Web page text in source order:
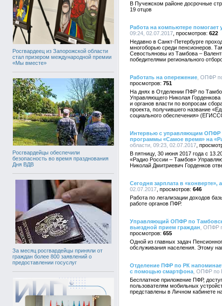
Росгвардеец из Запорожской области
стал призером международной премии
«Мы вместе»
Росгвардейцы обеспечили
безопасность во время празднования
Дня ВДВ
За месяц росгвардейцы приняли от
граждан более 800 заявлений о
предоставлении госуслуг
В Пучежском районе досрочные
19 отцов
Работа на компьютере помогает
09:24, 02.07.2017
622
Недавно в Санкт-Петербурге
многоборью среди пенсионеров.
Севостьяновы из Тамбова –
победителями регионального
Работать на опережение , ОПФР
751
На днях в Отделении ПФР по
Управляющего Николая
и органов власти по вопросам
проекта, получившего название
социального обеспечения»
Интервью с управляющим ОПФР
программы «Самое время» на
области, 09:23, 02.07.2017
В пятницу, 30 июня 2017 года с
«Радио России – Тамбов»
Николай Дмитриевич Горденков
Сегодня зарплата в «конверте»,
02.07.2017
646
Работа по легализации доходов
работе органов ПФР.
Управляющий ОПФР по
выездной прием граждан , ОПФР
655
Одной из главных задач
обслуживания населения. Этому
Отделение ПФР по РК
с помощью смартфона , ОПФР по
Бесплатное приложение ПФР,
пользователям мобильных
представлены в Личном кабинете